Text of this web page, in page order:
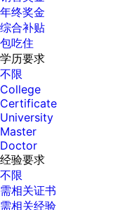
年终奖金
综合补贴
包吃住
学历要求
不限
College
Certificate
University
Master
Doctor
经验要求
不限
需相关证书
需相关经验